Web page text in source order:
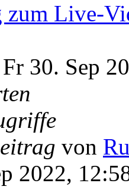
zum Live-
30. Sep
von
2022,